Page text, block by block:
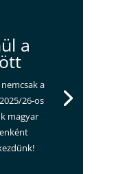
a
a
26-os
magyar